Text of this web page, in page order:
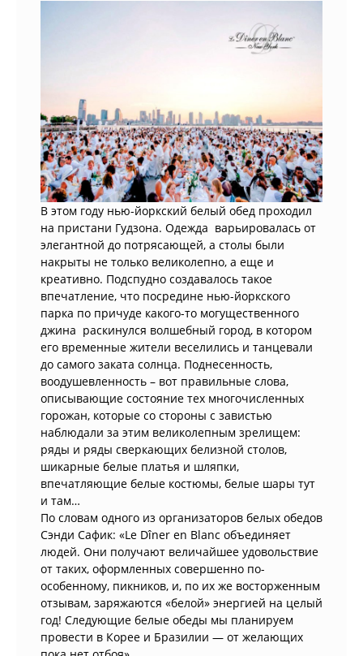
В этом году нью-йоркский белый обед проходил
на пристани Гудзона. Одежда варьировалась от
элегантной до потрясающей, а столы были
накрыты не только великолепно, а еще и
креативно. Подспудно создавалось такое
впечатление, что посредине нью-йоркского
парка по причуде какого-то могущественного
джина раскинулся волшебный город, в котором
его временные жители веселились и танцевали
до самого заката солнца. Поднесенность,
воодушевленность – вот правильные слова,
описывающие состояние тех многочисленных
горожан, которые со стороны с завистью
наблюдали за этим великолепным зрелищем:
ряды и ряды сверкающих белизной столов,
шикарные белые платья и шляпки,
впечатляющие белые костюмы, белые шары тут
и там…
По словам одного из организаторов белых обедов
Сэнди Сафик: «Le Dîner en Blanc объединяет
людей. Они получают величайшее удовольствие
от таких, оформленных совершенно по-
особенному, пикников, и, по их же восторженным
отзывам, заряжаются «белой» энергией на целый
год! Следующие белые обеды мы планируем
провести в Корее и Бразилии — от желающих